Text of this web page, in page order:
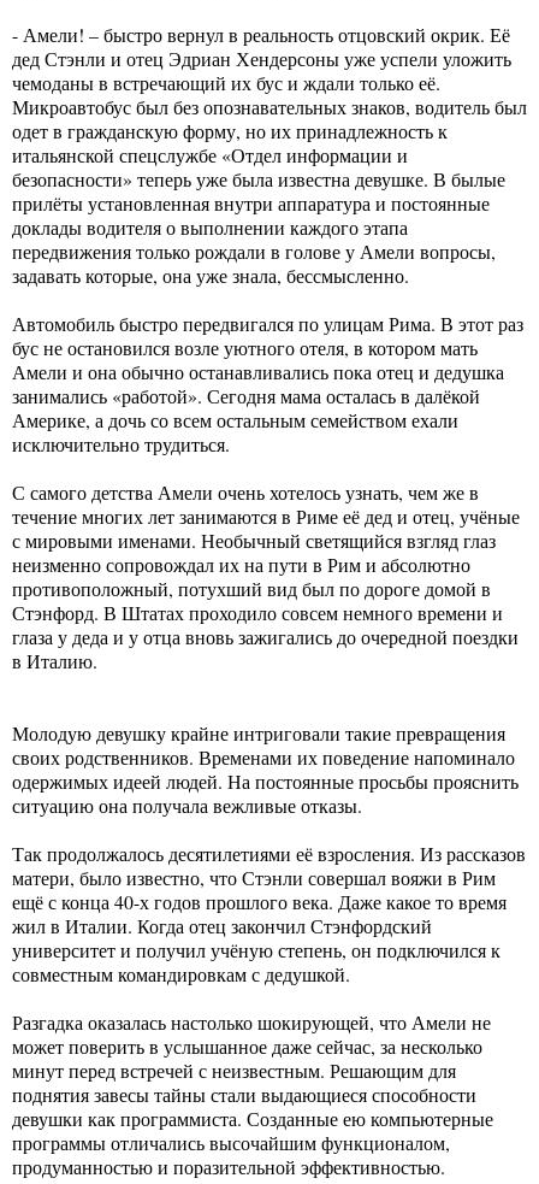
- Амели! – быстро вернул в реальность отцовский окрик. Её
дед Стэнли и отец Эдриан Хендерсоны уже успели уложить
чемоданы в встречающий их бус и ждали только её.
Микроавтобус был без опознавательных знаков, водитель был
одет в гражданскую форму, но их принадлежность к
итальянской спецслужбе «Отдел информации и
безопасности» теперь уже была известна девушке. В былые
прилёты установленная внутри аппаратура и постоянные
доклады водителя о выполнении каждого этапа
передвижения только рождали в голове у Амели вопросы,
задавать которые, она уже знала, бессмысленно.
Автомобиль быстро передвигался по улицам Рима. В этот раз
бус не остановился возле уютного отеля, в котором мать
Амели и она обычно останавливались пока отец и дедушка
занимались «работой». Сегодня мама осталась в далёкой
Америке, а дочь со всем остальным семейством ехали
исключительно трудиться.
С самого детства Амели очень хотелось узнать, чем же в
течение многих лет занимаются в Риме её дед и отец, учёные
с мировыми именами. Необычный светящийся взгляд глаз
неизменно сопровождал их на пути в Рим и абсолютно
противоположный, потухший вид был по дороге домой в
Стэнфорд. В Штатах проходило совсем немного времени и
глаза у деда и у отца вновь зажигались до очередной поездки
в Италию.
Молодую девушку крайне интриговали такие превращения
своих родственников. Временами их поведение напоминало
одержимых идеей людей. На постоянные просьбы прояснить
ситуацию она получала вежливые отказы.
Так продолжалось десятилетиями её взросления. Из рассказов
матери, было известно, что Стэнли совершал вояжи в Рим
ещё с конца 40-х годов прошлого века. Даже какое то время
жил в Италии. Когда отец закончил Стэнфордский
университет и получил учёную степень, он подключился к
совместным командировкам с дедушкой.
Разгадка оказалась настолько шокирующей, что Амели не
может поверить в услышанное даже сейчас, за несколько
минут перед встречей с неизвестным. Решающим для
поднятия завесы тайны стали выдающиеся способности
девушки как программиста. Созданные ею компьютерные
программы отличались высочайшим функционалом,
продуманностью и поразительной эффективностью.